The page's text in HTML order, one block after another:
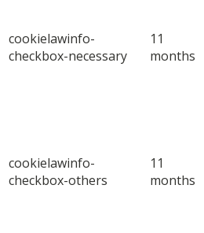
cookielawinfo-
checkbox-necessary
11
months
cookielawinfo-
checkbox-others
11
months